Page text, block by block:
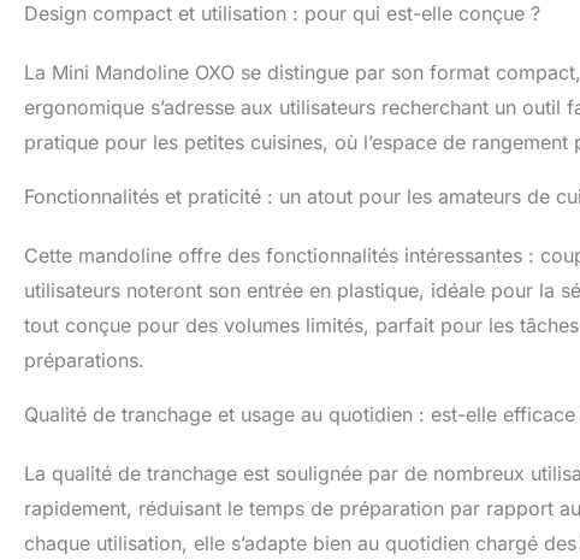
Design compact et utilisation : pour qui est-elle conçue ?
La Mini Mandoline OXO se distingue par son format
ergonomique s’adresse aux utilisateurs recherchant un
pratique pour les petites cuisines, où l’espace de rangement
Fonctionnalités et praticité : un atout pour les amateurs de
Cette mandoline offre des fonctionnalités intéressantes :
utilisateurs noteront son entrée en plastique, idéale pour la
tout conçue pour des volumes limités, parfait pour les
préparations.
Qualité de tranchage et usage au quotidien : est-elle efficace
La qualité de tranchage est soulignée par de nombreux
rapidement, réduisant le temps de préparation par rapport
chaque utilisation, elle s’adapte bien au quotidien chargé